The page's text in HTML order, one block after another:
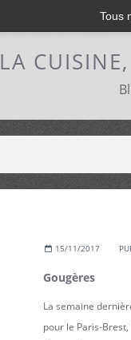
Tous
LA
15/11/2017
Gougères
La semaine
pour le Paris-